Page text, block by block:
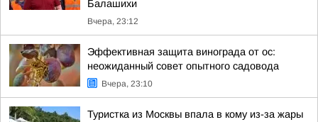
Балашихи
Вчера, 23:12
Эффективная защита винограда от ос:
неожиданный совет опытного садовода
Вчера, 23:10
Туристка из Москвы впала в кому из-за жары